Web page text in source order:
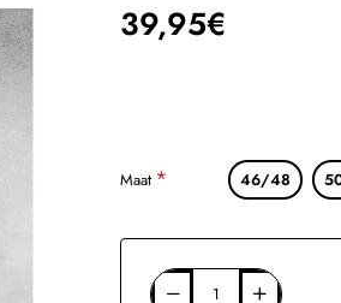
39,95€
Maat 46/48